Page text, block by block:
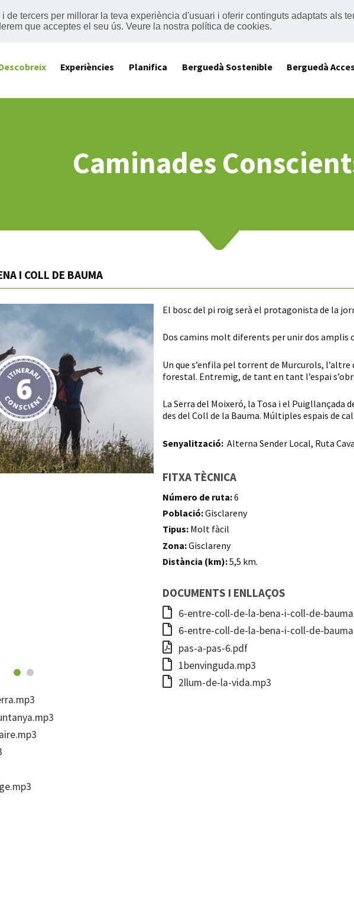
de tercers per millorar la teva experiència d'usuari i oferir continguts adaptats als
que acceptes el seu ús. Veure la nostra política de cookies.
Experiències Planifica Berguedà Sostenible Berguedà
Caminades
I COLL DE BAUMA
El bosc del pi roig serà el protagonista de la
Dos camins molt diferents per unir dos amplis
Un que s’enfila pel torrent de Murcurols,
forestal. Entremig, de tant en tant l’espai
La Serra del Moixeró, la Tosa i el Puigllançada
des del Coll de la Bauma. Múltiples espais de
Senyalització: Alterna Sender Local, Ruta
FITXA TÈCNICA
Número de ruta:6
Població:Gisclareny
Tipus: Molt fàcil
Zona:Gisclareny
Distància (km):5,5 km.
DOCUMENTS I ENLLAÇOS
6-entre-coll-de-la-bena-i-coll-de-
6-entre-coll-de-la-bena-i-coll-de-
pas-a-pas-6.pdf
1benvinguda.mp3
2llum-de-la-vida.mp3